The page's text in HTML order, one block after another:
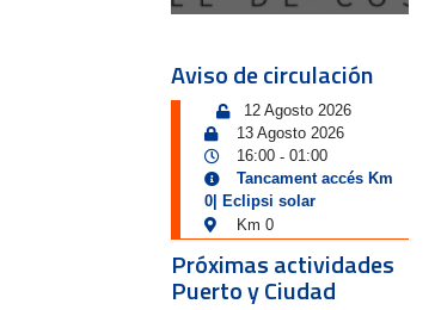
Aviso de circulación
12 Agosto 2026
13 Agosto 2026
16:00- 01:00
Tancament accés Km
0| Eclipsi solar
Km 0
Próximas actividades
Puerto y Ciudad